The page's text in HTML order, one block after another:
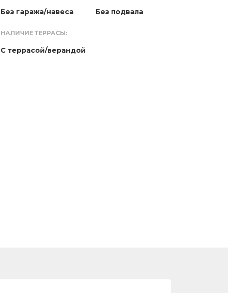
Без гаража/навеса Без подвала
НАЛИЧИЕ ТЕРРАСЫ:
С террасой/верандой